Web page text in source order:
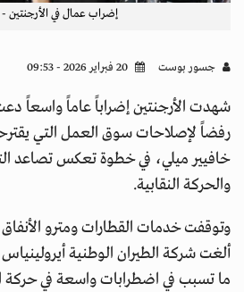
إضراب عمال في الأرجنتين
جسور بوست
شهدت الأرجنتين إضراباً عاماً واسعاً
رفضاً لإصلاحات سوق العمل التي
خافيير ميلي، في خطوة تعكس تصاعد
والحركة النقابية.
وتوقفت خدمات القطارات ومترو
ما تسبب في اضطرابات واسعة في